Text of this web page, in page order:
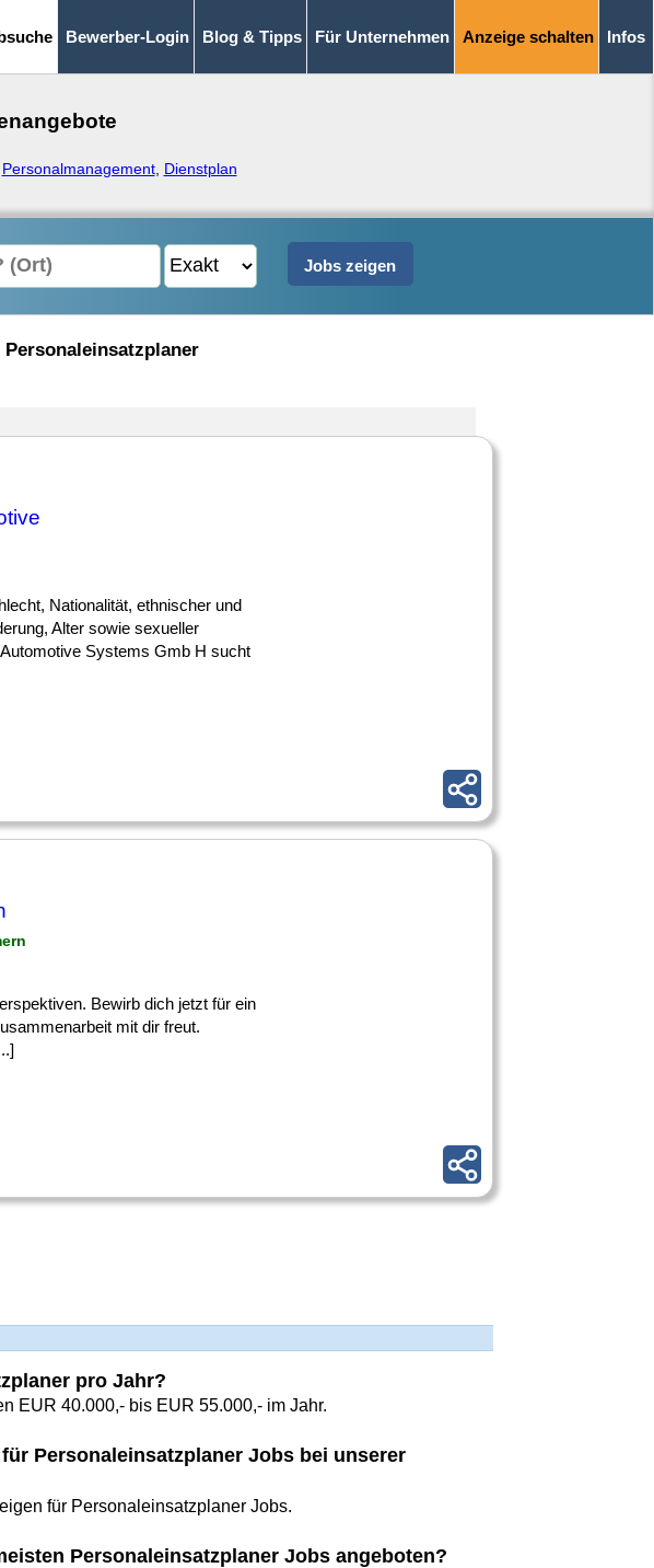
Bewerber-Login Blog & Tipps Für Unternehmen Anzeige schalten Infos
Personalmanagement, Dienstplan
Nationalität, ethnischer und
Alter sowie sexueller
Systems Gmb H sucht
Bewirb dich jetzt für ein
mit dir freut.
pro Jahr?
EUR 40.000,- bis EUR 55.000,- im Jahr.
Personaleinsatzplaner Jobs bei unserer
für Personaleinsatzplaner Jobs.
Personaleinsatzplaner Jobs angeboten?